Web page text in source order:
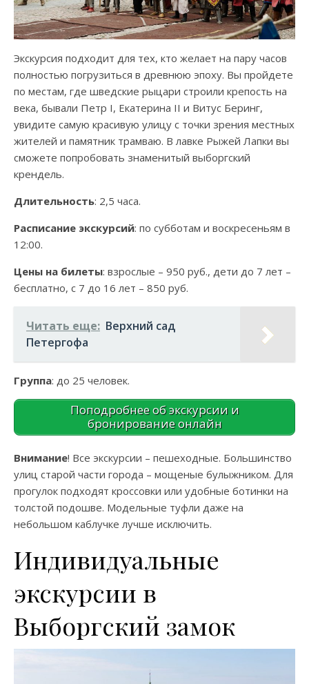
Экскурсия подходит для тех, кто желает на пару часов
полностью погрузиться в древнюю эпоху. Вы пройдете
по местам, где шведские рыцари строили крепость на
века, бывали Петр I, Екатерина II и Витус Беринг,
увидите самую красивую улицу с точки зрения местных
жителей и памятник трамваю. В лавке Рыжей Лапки вы
сможете попробовать знаменитый выборгский
крендель.
Длительность: 2,5 часа.
Расписание экскурсий: по субботам и воскресеньям в
12:00.
Цены на билеты: взрослые – 950 руб., дети до 7 лет –
бесплатно, с 7 до 16 лет – 850 руб.
Читать еще: Верхний сад
Петергофа
Группа: до 25 человек.
Поподробнее об экскурсии и
бронирование онлайн
Внимание! Все экскурсии – пешеходные. Большинство
улиц старой части города – мощеные булыжником. Для
прогулок подходят кроссовки или удобные ботинки на
толстой подошве. Модельные туфли даже на
небольшом каблучке лучше исключить.
Индивидуальные
экскурсии в
Выборгский замок